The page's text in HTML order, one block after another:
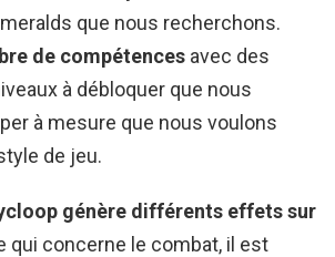
que nous recherchons.
de compétences avec des
à débloquer que nous
à mesure que nous voulons
de jeu.
génère différents effets sur
qui concerne le combat, il est